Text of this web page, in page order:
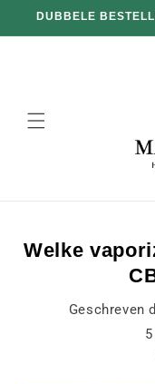
doorgaan
naar
DUBBELE
Welke
Geschreven